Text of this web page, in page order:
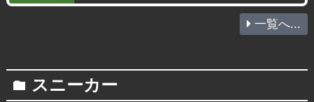
一覧へ...
folder スニーカー